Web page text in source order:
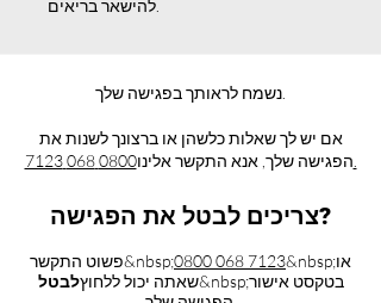
אם יש לך שאלות כלשהן או ברצונך לשנות את
הפגישה שלך, אנא התקשר אלינו
צריכים לבטל את הפגישה?
פשוט התקשר&nbsp;0800 068 7123&nbsp;או
שאתה יכול ללחוץלבטל
&nbsp;בטקסט אישור